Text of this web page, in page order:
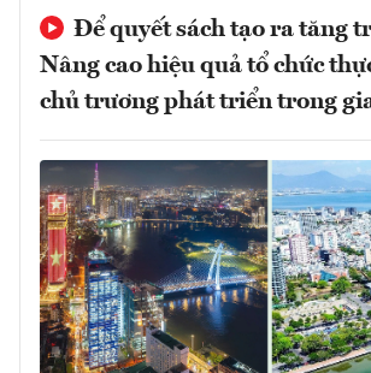
Để quyết sách tạo ra tăng
Nâng cao hiệu quả tổ chức
chủ trương phát triển trong